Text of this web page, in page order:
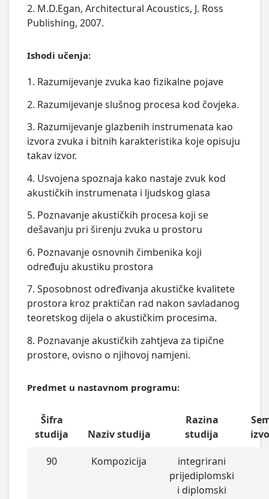
2. M.D.Egan, Architectural Acoustics, J. Ross
Publishing, 2007.
Ishodi učenja:
1. Razumijevanje zvuka kao fizikalne pojave
2. Razumijevanje slušnog procesa kod čovjeka.
3. Razumijevanje glazbenih instrumenata kao
izvora zvuka i bitnih karakteristika koje opisuju
takav izvor.
4. Usvojena spoznaja kako nastaje zvuk kod
akustičkih instrumenata i ljudskog glasa
5. Poznavanje akustičkih procesa koji se
dešavanju pri širenju zvuka u prostoru
6. Poznavanje osnovnih čimbenika koji
određuju akustiku prostora
7. Sposobnost određivanja akustičke kvalitete
prostora kroz praktičan rad nakon savladanog
teoretskog dijela o akustičkim procesima.
8. Poznavanje akustičkih zahtjeva za tipične
prostore, ovisno o njihovoj namjeni.
Predmet u nastavnom programu:
Šifra
studija
Naziv studija
Razina
studija
90 Kompozicija
integrirani
prijediplomski
i diplomski